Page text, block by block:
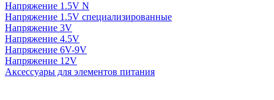
Напряжение 1.5V N
Напряжение 1.5V специализированные
Напряжение 3V
Напряжение 4.5V
Напряжение 6V-9V
Напряжение 12V
Аксессуары для элементов питания